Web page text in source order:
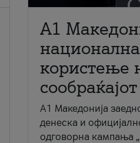
A1
користење
сообраќајот
A1 Македонија
денеска и
одговорна кампања